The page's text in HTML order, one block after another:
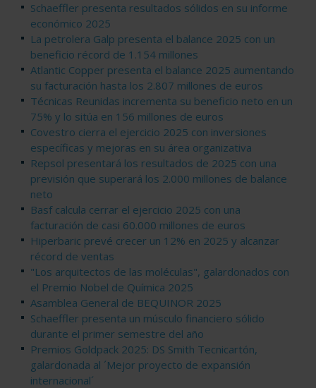
Schaeffler presenta resultados sólidos en su informe
económico 2025
La petrolera Galp presenta el balance 2025 con un
beneficio récord de 1.154 millones
Atlantic Copper presenta el balance 2025 aumentando
su facturación hasta los 2.807 millones de euros
Técnicas Reunidas incrementa su beneficio neto en un
75% y lo sitúa en 156 millones de euros
Covestro cierra el ejercicio 2025 con inversiones
específicas y mejoras en su área organizativa
Repsol presentará los resultados de 2025 con una
previsión que superará los 2.000 millones de balance
neto
Basf calcula cerrar el ejercicio 2025 con una
facturación de casi 60.000 millones de euros
Hiperbaric prevé crecer un 12% en 2025 y alcanzar
récord de ventas
"Los arquitectos de las moléculas", galardonados con
el Premio Nobel de Química 2025
Asamblea General de BEQUINOR 2025
Schaeffler presenta un músculo financiero sólido
durante el primer semestre del año
Premios Goldpack 2025: DS Smith Tecnicartón,
galardonada al ´Mejor proyecto de expansión
internacional´